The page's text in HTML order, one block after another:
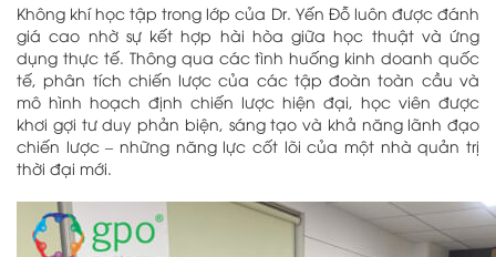
Không khí học tập trong lớp của Dr. Yến Đỗ luôn được đánh
giá cao nhờ sự kết hợp hài hòa giữa học thuật và ứng
dụng thực tế. Thông qua các tình huống kinh doanh quốc
tế, phân tích chiến lược của các tập đoàn toàn cầu và
mô hình hoạch định chiến lược hiện đại, học viên được
khơi gợi tư duy phản biện, sáng tạo và khả năng lãnh đạo
chiến lược – những năng lực cốt lõi của một nhà quản trị
thời đại mới.